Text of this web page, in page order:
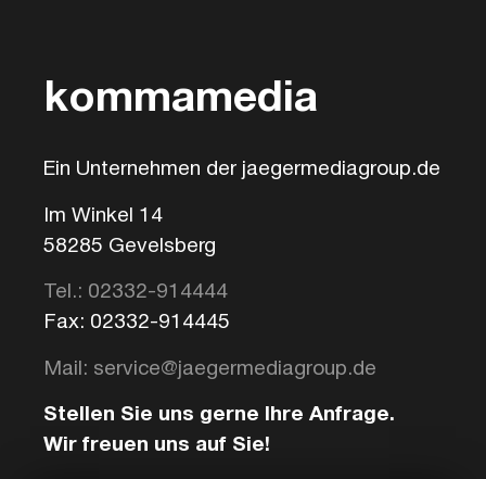
kommamedia
Ein Unternehmen der jaegermediagroup.de
Im Winkel 14
58285 Gevelsberg
Tel.: 02332-914444
Fax: 02332-914445
Mail: service@jaegermediagroup.de
Stellen Sie uns gerne Ihre Anfrage.
Wir freuen uns auf Sie!